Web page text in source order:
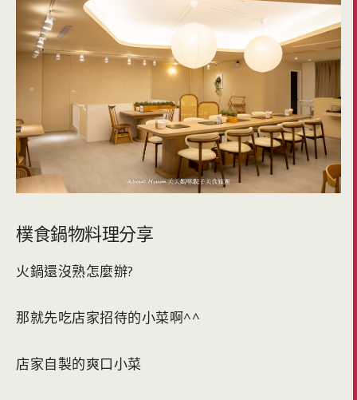
樸食鍋物料理分享
火鍋還沒熟怎麼辦?
那就先吃店家招待的小菜啊^^
店家自製的爽口小菜